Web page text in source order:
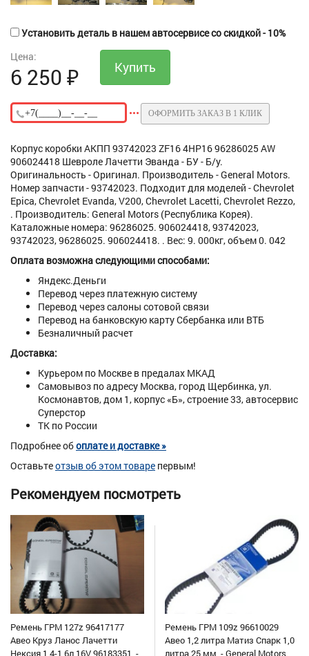
Установить деталь в нашем автосервисе со скидкой - 10%
Цена:
6 250 ₽
ОФОРМИТЬ ЗАКАЗ В 1 КЛИК
Корпус коробки АКПП 93742023 ZF16 4HP16 96286025 AW
906024418 Шевроле Лачетти Эванда - БУ - Б/у.
Оригинальность - Оригинал. Производитель - General Motors.
Номер запчасти - 93742023. Подходит для моделей - Chevrolet
Epica, Chevrolet Evanda, V200, Chevrolet Lacetti, Chevrolet Rezzo,
. Производитель: General Motors (Республика Корея).
Каталожные номера: 96286025. 906024418, 93742023,
93742023, 96286025. 906024418. . Вес: 9. 000кг, объем 0. 042
Оплата возможна следующими способами:
Яндекс.Деньги
Перевод через платежную систему
Перевод через салоны сотовой связи
Перевод на банковскую карту Сбербанка или ВТБ
Безналичный расчет
Доставка:
Курьером по Москве в предалах МКАД
Самовывоз по адресу Москва, город Щербинка, ул.
Космонавтов, дом 1, корпус «Б», строение 33, автосервис
Суперстор
ТК по России
Подробнее обоплате и доставке »
Оставьтеотзыв об этом товаре первым!
Рекомендуем посмотреть
Ремень ГРМ 127z 96417177
Авео Круз Ланос Лачетти
Нексия 1,4-1,6л 16V 96183351, -
Ремень ГРМ 109z 96610029
Авео 1,2 литра Матиз Спарк 1,0
литра 25 мм, - General Motors